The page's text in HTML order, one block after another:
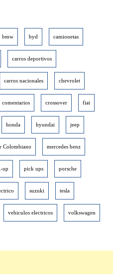
bmw byd camionetas
carros deportivos
carros nacionales chevrolet
comentarios crossover fiat
honda hyundai jeep
Colombiano mercedes benz
up pick ups porsche
suzuki tesla
vehiculos electricos volkswagen